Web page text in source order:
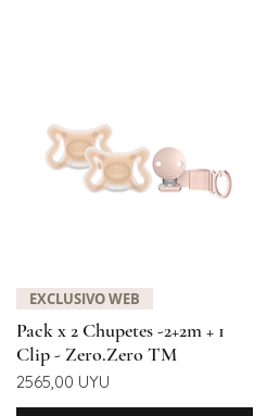
Vista rápida
EXCLUSIVO WEB
Pack x 2 Chupetes -2+2m + 1
Clip - Zero.Zero TM
Precio
2565,00 UYU